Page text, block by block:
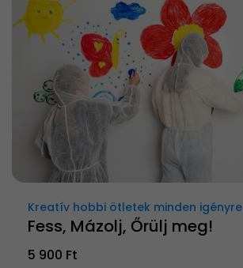
Kreatív hobbi ötletek minden igényre
Fess, Mázolj, Őrülj meg!
5 900 Ft